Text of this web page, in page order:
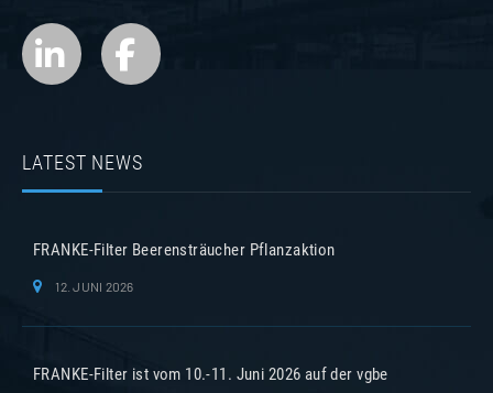
LATEST NEWS
FRANKE-Filter Beerensträucher Pflanzaktion
12. JUNI 2026
FRANKE-Filter ist vom 10.-11. Juni 2026 auf der vgbe